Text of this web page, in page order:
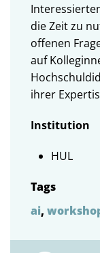
die Zeit zu
offenen
auf
ihrer
Institution
HUL
Tags
ai,